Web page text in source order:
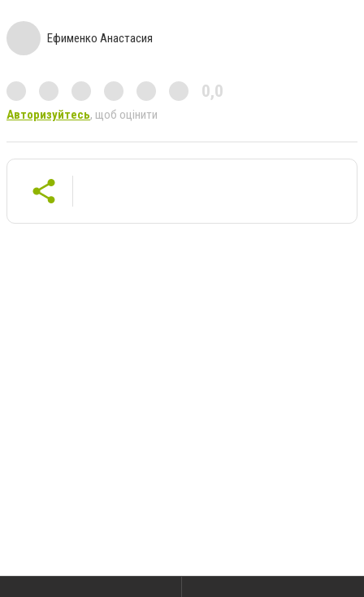
Ефименко Анастасия
0,0
Авторизуйтесь, щоб оцінити